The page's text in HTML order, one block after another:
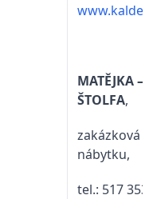
MATĚJKA –
ŠTOLFA,
zakázková
nábytku,
tel.: 517